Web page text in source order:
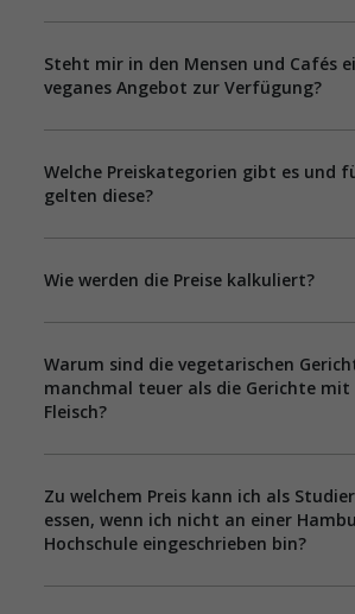
Steht mir in den Mensen und Cafés
veganes Angebot zur Verfügung?
Welche Preiskategorien gibt es und
gelten diese?
Wie werden die Preise kalkuliert?
Warum sind die vegetarischen
manchmal teuer als die Gerichte mit
Fleisch?
Zu welchem Preis kann ich als
essen, wenn ich nicht an einer
Hochschule eingeschrieben bin?